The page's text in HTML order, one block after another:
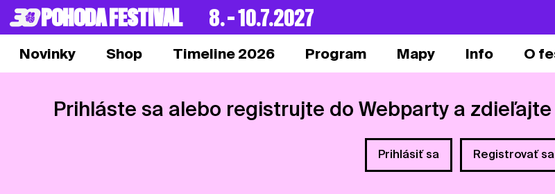
POHODA FESTIVAL 8. – 10.7.2027
Novinky Shop Timeline 2026 Program Mapy Info O
Prihláste sa alebo registrujte do Webparty a
Prihlásiť sa Registrovať sa